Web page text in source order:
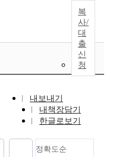
복
사/
대
출
신
청
내보내기
내책장담기
한글로보기
정확도순